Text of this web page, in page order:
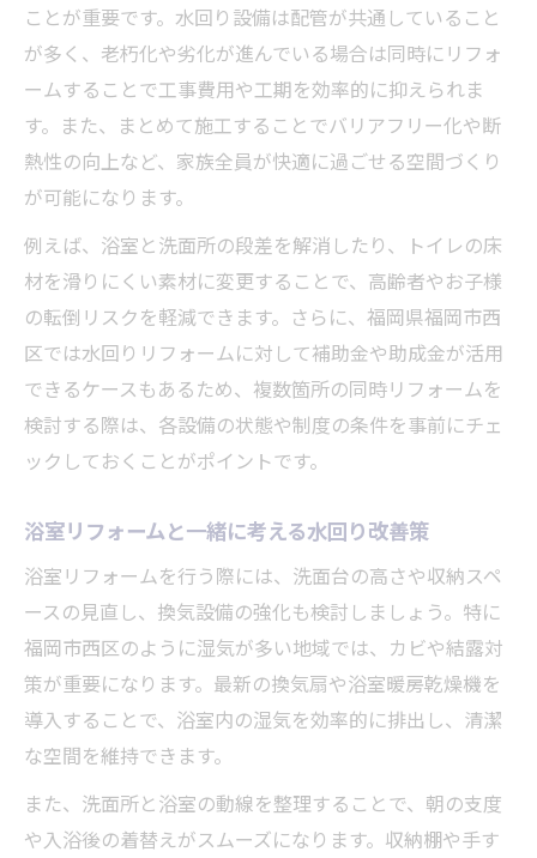
ことが重要です。水回り設備は配管が共通していること
が多く、老朽化や劣化が進んでいる場合は同時にリフォ
ームすることで工事費用や工期を効率的に抑えられま
す。また、まとめて施工することでバリアフリー化や断
熱性の向上など、家族全員が快適に過ごせる空間づくり
が可能になります。
例えば、浴室と洗面所の段差を解消したり、トイレの床
材を滑りにくい素材に変更することで、高齢者やお子様
の転倒リスクを軽減できます。さらに、福岡県福岡市西
区では水回りリフォームに対して補助金や助成金が活用
できるケースもあるため、複数箇所の同時リフォームを
検討する際は、各設備の状態や制度の条件を事前にチェ
ックしておくことがポイントです。
浴室リフォームと一緒に考える水回り改善策
浴室リフォームを行う際には、洗面台の高さや収納スペ
ースの見直し、換気設備の強化も検討しましょう。特に
福岡市西区のように湿気が多い地域では、カビや結露対
策が重要になります。最新の換気扇や浴室暖房乾燥機を
導入することで、浴室内の湿気を効率的に排出し、清潔
な空間を維持できます。
また、洗面所と浴室の動線を整理することで、朝の支度
や入浴後の着替えがスムーズになります。収納棚や手す